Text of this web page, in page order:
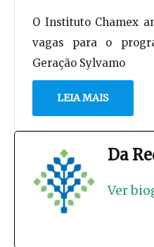
O Instituto Chamex
vagas para o
Geração Sylvamo
LEIA MAIS
Da
Ver